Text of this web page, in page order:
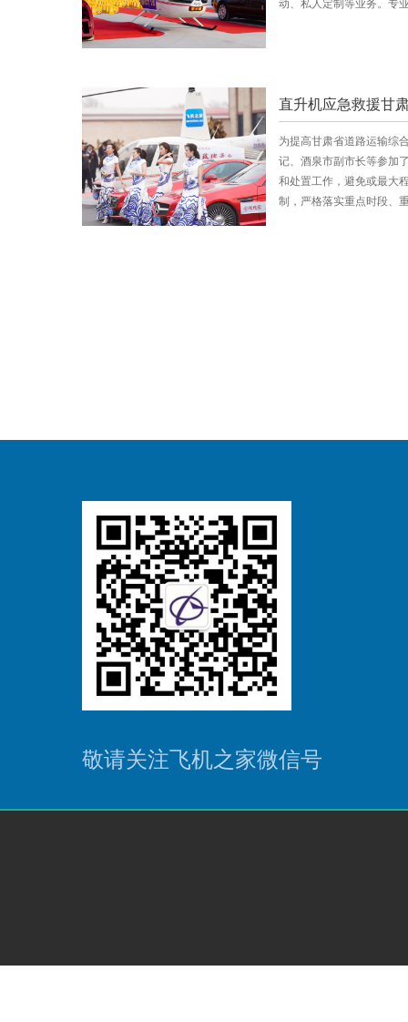
动、私人定制等业务。专
直升机应急救援甘
为提高甘肃省道路运输综
记、酒泉市副市长等参加
和处置工作，避免或最大
制，严格落实重点时段、
敬请关注飞机之家微信号